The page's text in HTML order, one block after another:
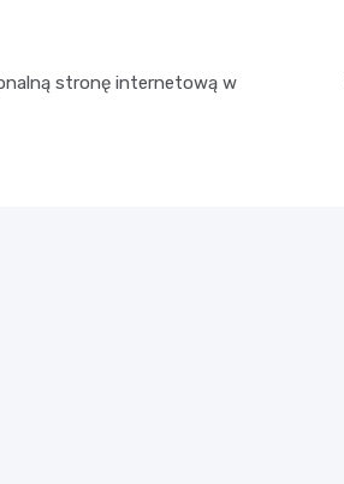
stronę internetową w